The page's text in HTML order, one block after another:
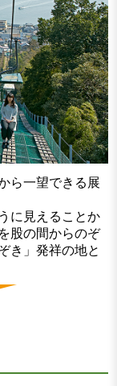
ら一望できる展
に見えることか
股の間からのぞ
き」発祥の地と